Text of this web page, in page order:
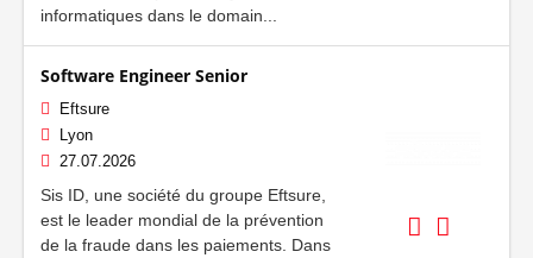
informatiques dans le domain...
Software Engineer Senior
Eftsure
Lyon
27.07.2026
Sis ID, une société du groupe Eftsure,
est le leader mondial de la prévention
de la fraude dans les paiements. Dans